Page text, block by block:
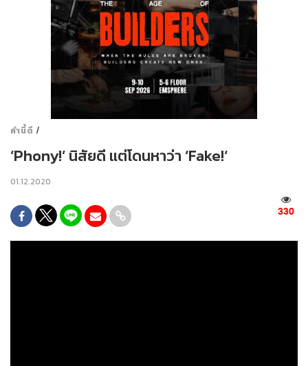
คำนี้ดี /
‘Phony!’ นิสัยดี แต่โดนหาว่า ‘Fake!‘
01.12.2020
330